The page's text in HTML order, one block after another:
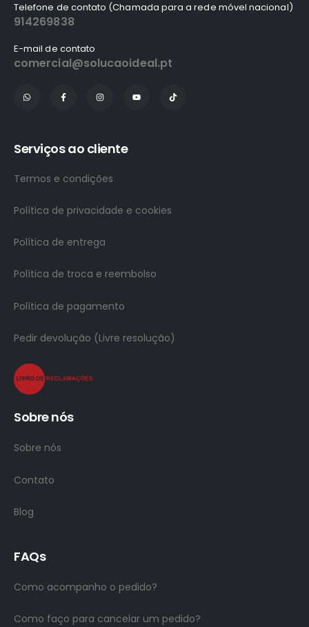
Telefone de contato (Chamada para a rede móvel nacional)
914269838
E-mail de contato
comercial@solucaoideal.pt
Serviços ao cliente
Termos e condições
Política de privacidade e cookies
Política de entrega
Política de troca e reembolso
Política de pagamento
Pedir devolução (Livre resolução)
Sobre nós
Sobre nós
Contato
Blog
FAQs
Como acompanho o pedido?
Como faço para cancelar um pedido?